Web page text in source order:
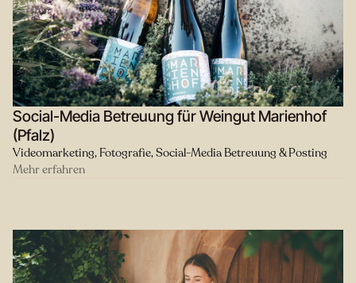
Social-Media Betreuung für Weingut Marienhof
(Pfalz)
Videomarketing, Fotografie, Social-Media Betreuung & Posting
Mehr erfahren